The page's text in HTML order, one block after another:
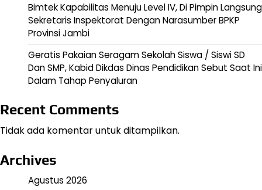
Bimtek Kapabilitas Menuju Level IV, Di Pimpin Langsung
Sekretaris Inspektorat Dengan Narasumber BPKP
Provinsi Jambi
Geratis Pakaian Seragam Sekolah Siswa / Siswi SD
Dan SMP, Kabid Dikdas Dinas Pendidikan Sebut Saat Ini
Dalam Tahap Penyaluran
Recent Comments
Tidak ada komentar untuk ditampilkan.
Archives
Agustus 2026